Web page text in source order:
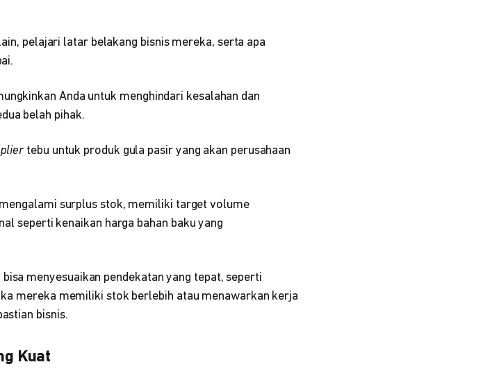
pelajari latar belakang bisnis mereka, serta apa
Anda untuk menghindari kesalahan dan
belah pihak.
tebu untuk produk gula pasir yang akan perusahaan
surplus stok, memiliki target volume
seperti kenaikan harga bahan baku yang
menyesuaikan pendekatan yang tepat, seperti
mereka memiliki stok berlebih atau menawarkan kerja
bisnis.
Kuat